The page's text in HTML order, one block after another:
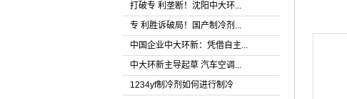
打破专 利垄断！沈阳中大环...
专 利胜诉破局！国产制冷剂...
中国企业中大环新：凭借自主...
中大环新主导起草 汽车空调...
1234yf制冷剂如何进行制冷